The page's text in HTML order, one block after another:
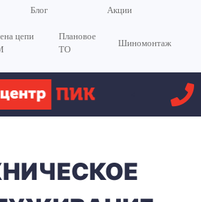
Блог Акции
цепи
Плановое
ТО
Шиномонтаж